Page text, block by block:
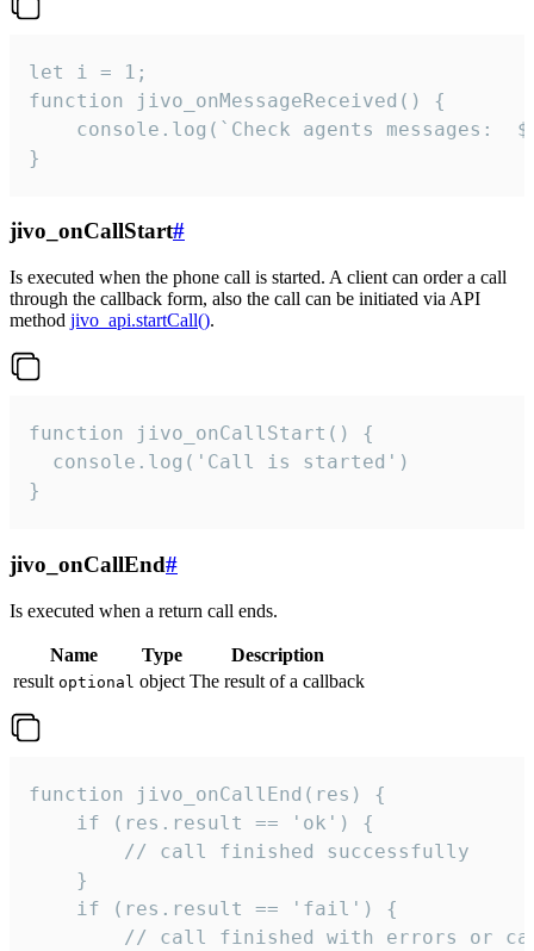
let i = 1;
function jivo_onMessageReceived() {
}
jivo_onCallStart#
Is executed when the phone call is started. A client can order a call
through the callback form, also the call can be initiated via API
method jivo_api.startCall().
function jivo_onCallStart() {
  console.log('Call is started')
}
jivo_onCallEnd#
Is executed when a return call ends.
Name Type
Description
result optional object The result of a callback
function jivo_onCallEnd(res) {
    if (res.result == 'ok') {
        // call finished successfully
    }
    if (res.result == 'fail') {
// call finished with errors or